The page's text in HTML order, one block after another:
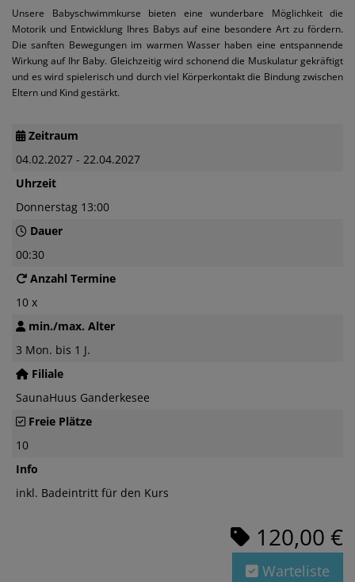
Unsere Babyschwimmkurse bieten eine wunderbare Möglichkeit die
Motorik und Entwicklung Ihres Babys auf eine besondere Art zu fördern.
Die sanften Bewegungen im warmen Wasser haben eine entspannende
Wirkung auf Ihr Baby. Gleichzeitig wird schonend die Muskulatur gekräftigt
und es wird spielerisch und durch viel Körperkontakt die Bindung zwischen
Eltern und Kind gestärkt.
Zeitraum
04.02.2027 - 22.04.2027
Uhrzeit
Donnerstag 13:00
Dauer
00:30
Anzahl Termine
10 x
min./max. Alter
3 Mon. bis 1 J.
Filiale
SaunaHuus Ganderkesee
Freie Plätze
10
Info
inkl. Badeintritt für den Kurs
120,00 €
Warteliste